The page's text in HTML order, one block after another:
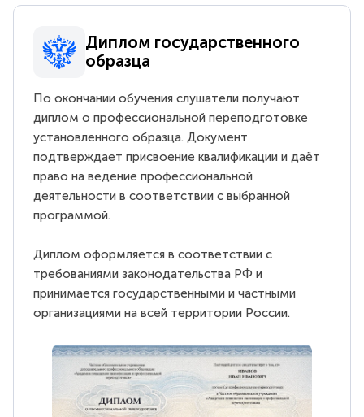
Диплом государственного
образца
По окончании обучения слушатели получают
диплом о профессиональной переподготовке
установленного образца. Документ
подтверждает присвоение квалификации и даёт
право на ведение профессиональной
деятельности в соответствии с выбранной
программой.
Диплом оформляется в соответствии с
требованиями законодательства РФ и
принимается государственными и частными
организациями на всей территории России.